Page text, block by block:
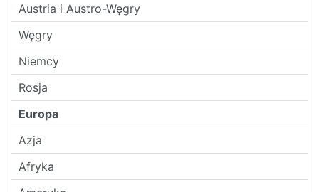
Austria i Austro-Węgry
Węgry
Niemcy
Rosja
Europa
Azja
Afryka